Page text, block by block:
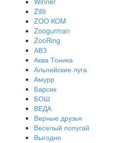
Zillii
ZOO KOM
Zoogurman
ZooRing
АВЗ
Аква Тоника
Альпийские луга
Амурр
Барсик
БОШ
ВЕДА
Верные друзья
Веселый попугай
Выгодно